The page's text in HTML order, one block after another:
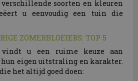
soorten en kleuren
u eenvoudig een tuin die
ZOMERBLOEIERS: TOP 5
vindt u een ruime keuze aan
eigen uitstraling en karakter.
het altijd goed doen: